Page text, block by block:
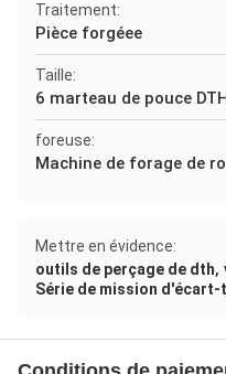
Traitement:
Pièce forgéee
Taille:
6 marteau de pouce
foreuse:
Machine de forage de
Mettre en évidence:
outils de perçage de dth,
Série de mission d'écart-